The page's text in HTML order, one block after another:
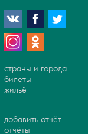
страны и города
билеты
жильё
добавить отчёт
отчёты